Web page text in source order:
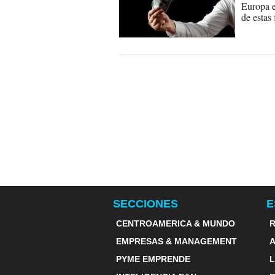
Europa
de
SECCIONES
CENTROAMERICA & MUNDO
EMPRESAS & MANAGEMENT
PYME EMPRENDE